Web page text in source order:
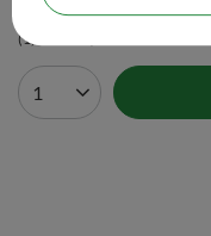
15,99 zł / szt.
(1,60 zł / ml)
Ilość produktów